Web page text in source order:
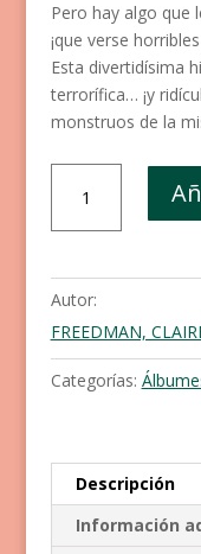
Pero hay algo que
¡que verse
Esta divertidísima
terrorífica… ¡y
monstruos de la
monstres
els
els
calçotets
cantidad
Autor:
FREEDMAN,
Categorías:
Descripción
Información